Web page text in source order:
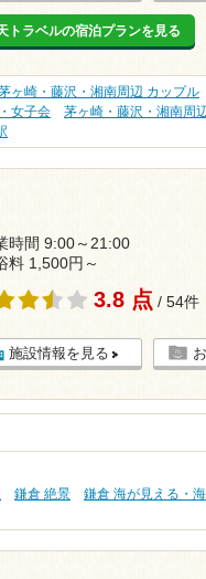
トラベルの宿泊プランを見る
ヶ崎・藤沢・湘南周辺 カップル
女子会
茅ヶ崎・藤沢・湘南周
時間 9:00～21:00
料 1,500円～
3.8 点 / 54件
施設情報を見る
鎌倉 絶景 鎌倉 海が見える・海